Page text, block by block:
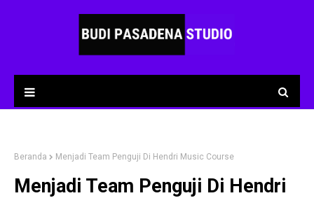
Beranda Menjadi Team Penguji Di Hendri Music Course
Menjadi Team Penguji Di Hendri